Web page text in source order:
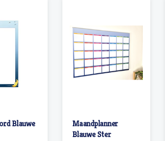
Blauwe
Maandplanner
Blauwe Ster